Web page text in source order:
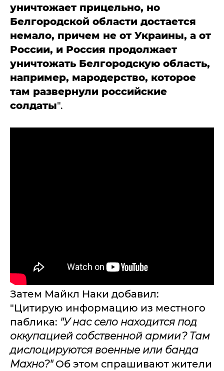
уничтожает прицельно, но
Белгородской области достается
немало, причем не от Украины, а от
России, и Россия продолжает
уничтожать Белгородскую область,
например, мародерство, которое
там развернули российские
солдаты".
Затем Майкл Наки добавил:
"Цитирую информацию из местного
паблика: "У нас село находится под
оккупацией собственной армии? Там
дислоцируются военные или банда
Махно?"Об этом спрашивают жители